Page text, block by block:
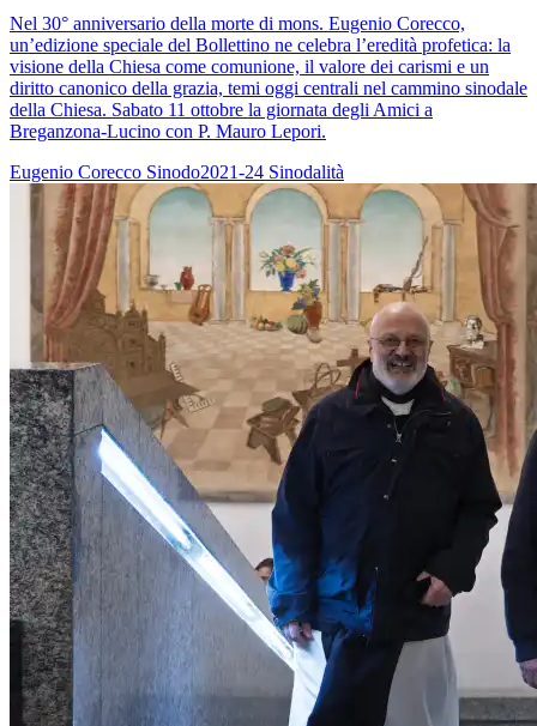
Nel 30° anniversario della morte di mons. Eugenio Corecco,
un’edizione speciale del Bollettino ne celebra l’eredità profetica: la
visione della Chiesa come comunione, il valore dei carismi e un
diritto canonico della grazia, temi oggi centrali nel cammino sinodale
della Chiesa. Sabato 11 ottobre la giornata degli Amici a
Breganzona-Lucino con P. Mauro Lepori.
Eugenio Corecco Sinodo2021-24 Sinodalità